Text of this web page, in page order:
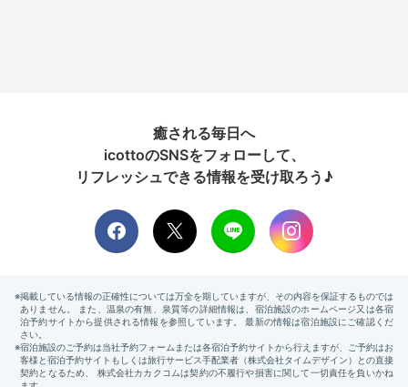
癒される毎日へ
icottoのSNSをフォローして、
リフレッシュできる情報を受け取ろう♪